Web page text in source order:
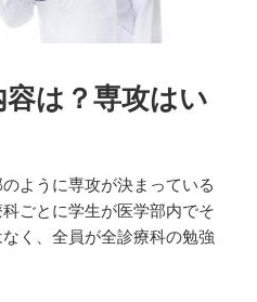
は？専攻はい
ように専攻が決まっている
ごとに学生が医学部内でそ
く、全員が全診療科の勉強